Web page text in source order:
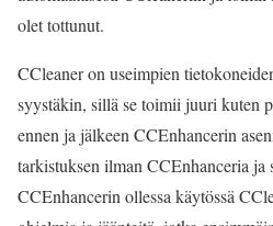
olet tottunut.
CCleaner on useimpien
syystäkin, sillä se toimii juuri kuten
ennen ja jälkeen CCEnhancerin
tarkistuksen ilman CCEnhanceria ja
CCEnhancerin ollessa käytössä